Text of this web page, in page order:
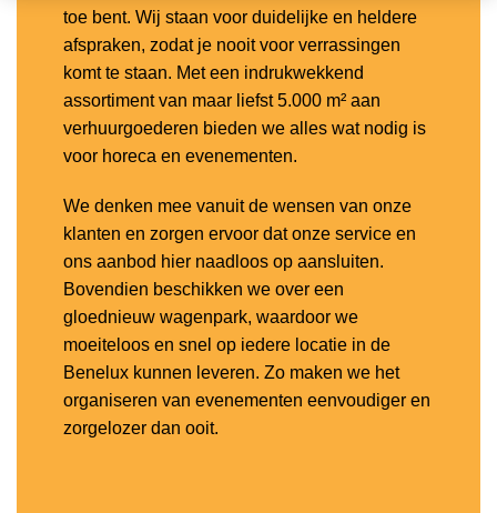
toe bent. Wij staan voor duidelijke en heldere
afspraken, zodat je nooit voor verrassingen
komt te staan. Met een indrukwekkend
assortiment van maar liefst 5.000 m² aan
verhuurgoederen bieden we alles wat nodig is
voor horeca en evenementen.
We denken mee vanuit de wensen van onze
klanten en zorgen ervoor dat onze service en
ons aanbod hier naadloos op aansluiten.
Bovendien beschikken we over een
gloednieuw wagenpark, waardoor we
moeiteloos en snel op iedere locatie in de
Benelux kunnen leveren. Zo maken we het
organiseren van evenementen eenvoudiger en
zorgelozer dan ooit.